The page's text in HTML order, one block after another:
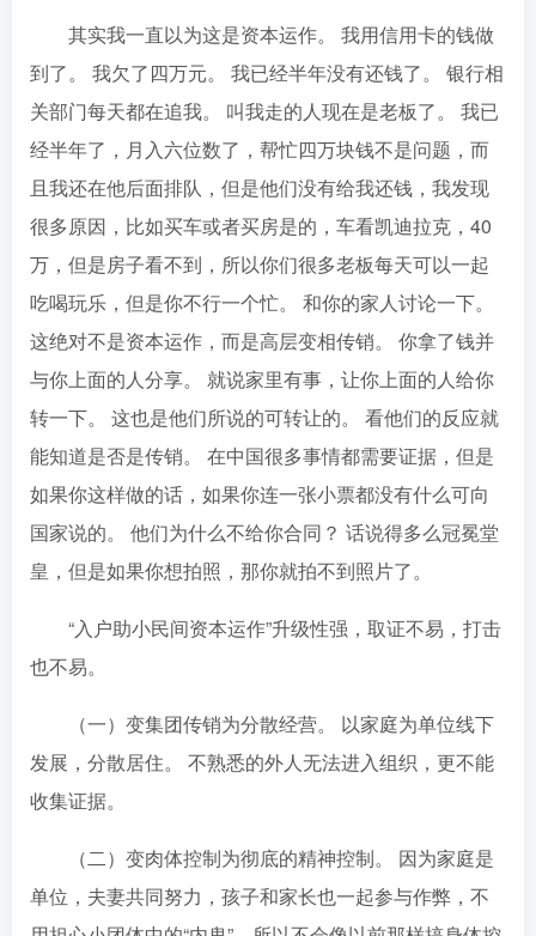
其实我一直以为这是资本运作。 我用信用卡的钱做
到了。 我欠了四万元。 我已经半年没有还钱了。 银行相
关部门每天都在追我。 叫我走的人现在是老板了。 我已
经半年了，月入六位数了，帮忙四万块钱不是问题，而
且我还在他后面排队，但是他们没有给我还钱，我发现
很多原因，比如买车或者买房是的，车看凯迪拉克，40
万，但是房子看不到，所以你们很多老板每天可以一起
吃喝玩乐，但是你不行一个忙。 和你的家人讨论一下。
这绝对不是资本运作，而是高层变相传销。 你拿了钱并
与你上面的人分享。 就说家里有事，让你上面的人给你
转一下。 这也是他们所说的可转让的。 看他们的反应就
能知道是否是传销。 在中国很多事情都需要证据，但是
如果你这样做的话，如果你连一张小票都没有什么可向
国家说的。 他们为什么不给你合同？ 话说得多么冠冕堂
皇，但是如果你想拍照，那你就拍不到照片了。
“入户助小民间资本运作”升级性强，取证不易，打击
也不易。
（一）变集团传销为分散经营。 以家庭为单位线下
发展，分散居住。 不熟悉的外人无法进入组织，更不能
收集证据。
（二）变肉体控制为彻底的精神控制。 因为家庭是
单位，夫妻共同努力，孩子和家长也一起参与作弊，不